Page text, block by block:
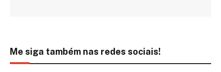
Me siga também nas redes sociais!